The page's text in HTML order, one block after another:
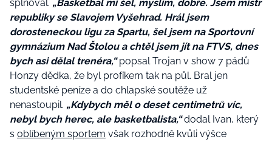
splňoval. „Basketbal mi šel, myslím, dobře. Jsem mistr
republiky se Slavojem Vyšehrad. Hrál jsem
dorosteneckou ligu za Spartu, šel jsem na Sportovní
gymnázium Nad Štolou a chtěl jsem jít na FTVS, dnes
bych asi dělal trenéra,“popsal Trojan v show 7 pádů
Honzy dědka, že byl profíkem tak na půl. Bral jen
studentské peníze a do chlapské soutěže už
nenastoupil. „Kdybych měl o deset centimetrů víc,
nebyl bych herec, ale basketbalista,“dodal Ivan, který
s oblíbeným sportem však rozhodně kvůli výšce